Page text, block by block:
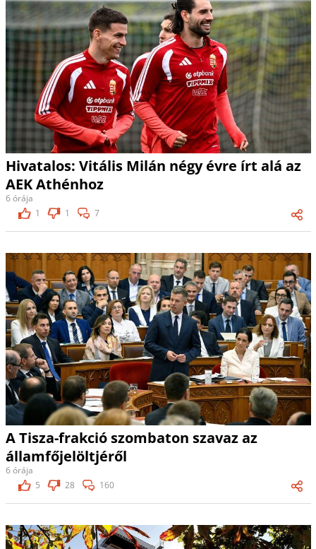
Hivatalos: Vitális Milán négy évre írt alá az
AEK Athénhoz
6 órája
1
1 7
A Tisza-frakció szombaton szavaz az
államfőjelöltjéről
6 órája
5
28 160